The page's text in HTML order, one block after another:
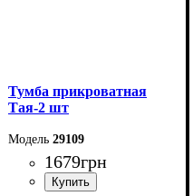
Тумба прикроватная
Тая-2 шт
29109
1679грн